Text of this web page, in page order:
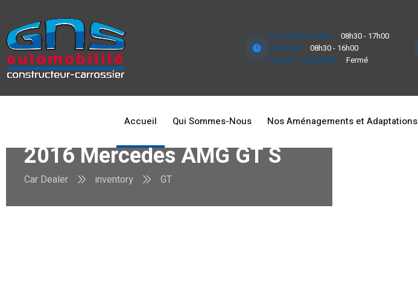
Du Lundi au Jeudi : 08h30 - 17h00
Vendredi : 08h30 - 16h00
Samedi - Dimanche : Fermé
Accueil Qui Sommes-Nous Nos Aménagements et Adaptations
2016 Mercedes AMG GT S
Car Dealer inventory GT